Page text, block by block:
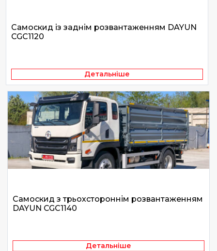
Самоскид із заднім розвантаженням DAYUN
CGC1120
Детальніше
Самоскид з трьохстороннім розвантаженням
DAYUN CGC1140
Детальніше